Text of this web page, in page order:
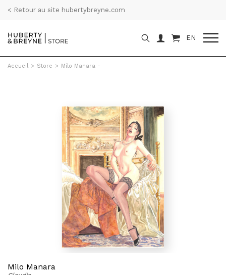
< Retour au site hubertybreyne.com
EN
Accueil > Store > Milo Manara -
Milo Manara